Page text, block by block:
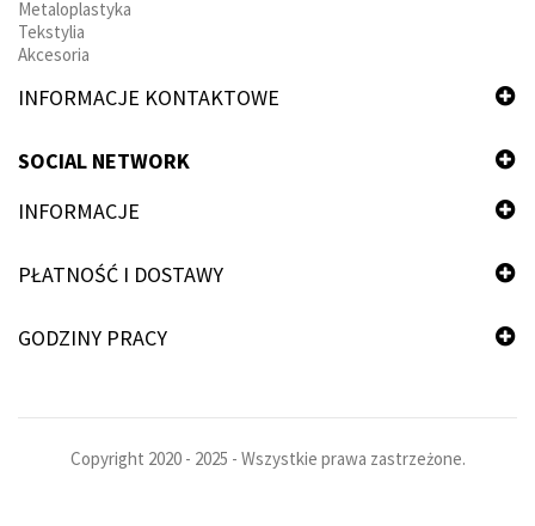
Metaloplastyka
Tekstylia
Akcesoria
INFORMACJE KONTAKTOWE
SOCIAL NETWORK
INFORMACJE
PŁATNOŚĆ I DOSTAWY
GODZINY PRACY
Copyright 2020 - 2025 - Wszystkie prawa zastrzeżone.